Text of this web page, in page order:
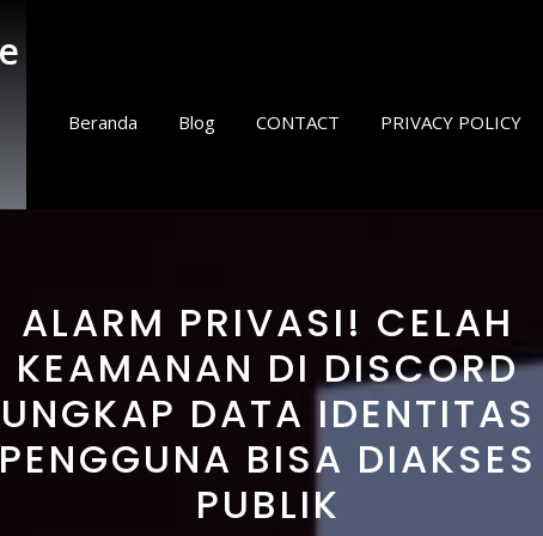
Beranda Blog CONTACT PRIVACY POLICY
ALARM PRIVASI! CELAH
KEAMANAN DI DISCORD
UNGKAP DATA IDENTITAS
PENGGUNA BISA DIAKSES
PUBLIK